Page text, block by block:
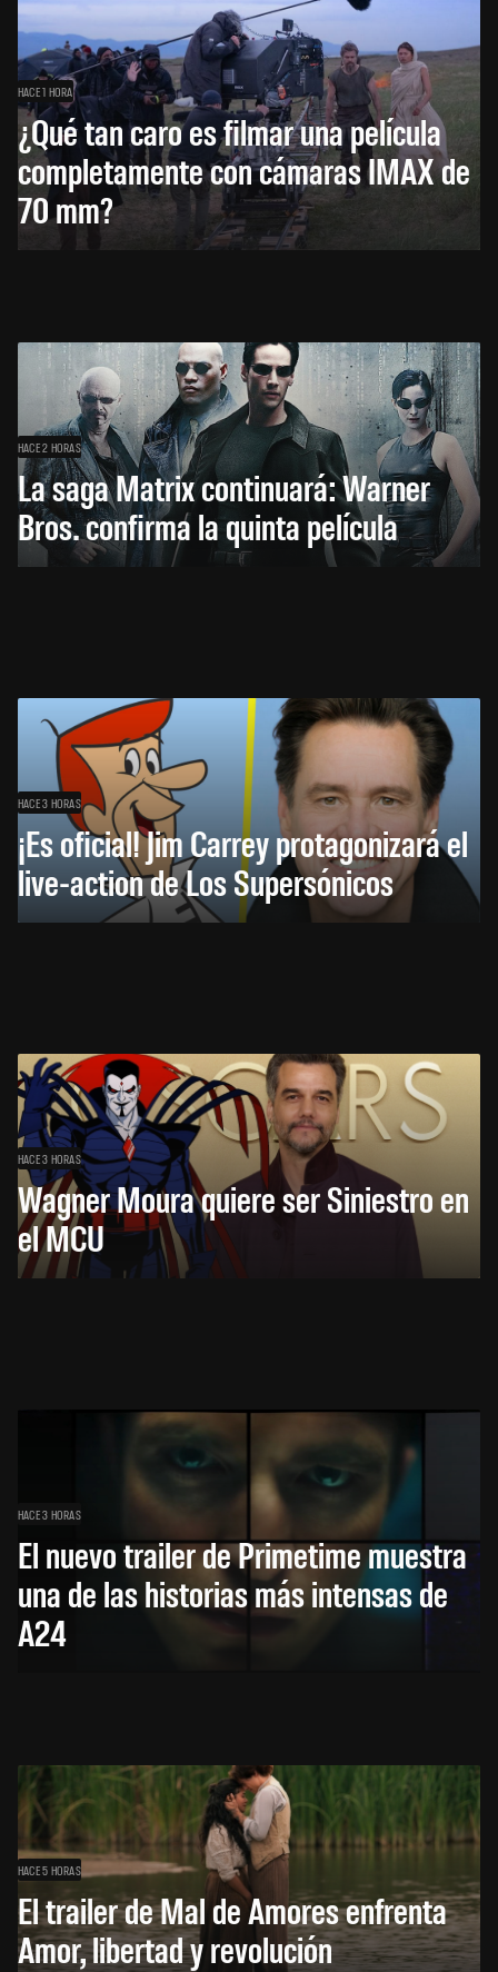
HACE 1 HORA
¿Qué tan caro es filmar una película
completamente con cámaras IMAX de
70 mm?
HACE 2 HORAS
La saga Matrix continuará: Warner
Bros. confirma la quinta película
HACE 3 HORAS
¡Es oficial! Jim Carrey protagonizará el
live-action de Los Supersónicos
HACE 3 HORAS
Wagner Moura quiere ser Siniestro en
el MCU
HACE 3 HORAS
El nuevo trailer de Primetime muestra
una de las historias más intensas de
A24
HACE 5 HORAS
El trailer de Mal de Amores enfrenta
Amor, libertad y revolución